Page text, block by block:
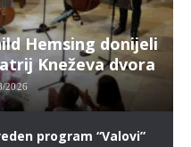
Hemsing donijeli
Kneževa dvora
2026
program “Valovi”